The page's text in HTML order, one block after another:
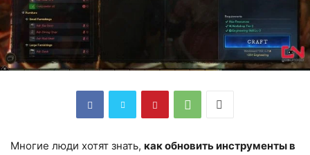
Многие люди хотят знать, как обновить инструменты в